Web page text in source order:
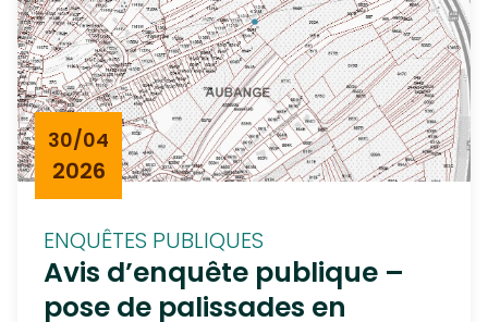
Avis d’enquête publique –
pose de palissades en
ENQUÊTES PUBLIQUES
30/04
2026